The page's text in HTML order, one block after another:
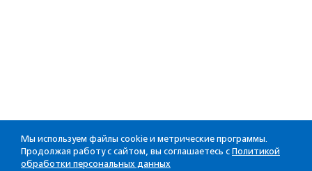
Мы используем файлы cookie и метрические программы.
Продолжая работу с сайтом, вы соглашаетесь с Политикой
обработки персональных данных